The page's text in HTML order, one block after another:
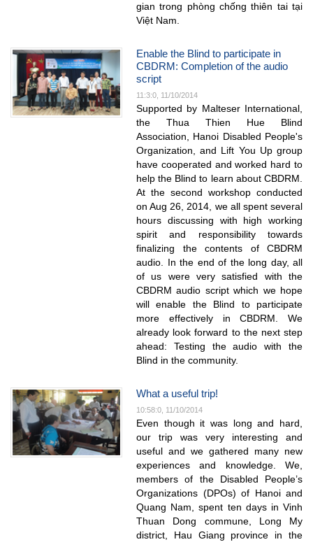
gian trong phòng chống thiên tai tại
Việt Nam.
Enable the Blind to participate in
CBDRM: Completion of the audio
script
11:3:0, 11/10/2014
Supported by Malteser International,
the Thua Thien Hue Blind
Association, Hanoi Disabled People's
Organization, and Lift You Up group
have cooperated and worked hard to
help the Blind to learn about CBDRM.
At the second workshop conducted
on Aug 26, 2014, we all spent several
hours discussing with high working
spirit and responsibility towards
finalizing the contents of CBDRM
audio. In the end of the long day, all
of us were very satisfied with the
CBDRM audio script which we hope
will enable the Blind to participate
more effectively in CBDRM. We
already look forward to the next step
ahead: Testing the audio with the
Blind in the community.
What a useful trip!
10:58:0, 11/10/2014
Even though it was long and hard,
our trip was very interesting and
useful and we gathered many new
experiences and knowledge. We,
members of the Disabled People’s
Organizations (DPOs) of Hanoi and
Quang Nam, spent ten days in Vinh
Thuan Dong commune, Long My
district, Hau Giang province in the